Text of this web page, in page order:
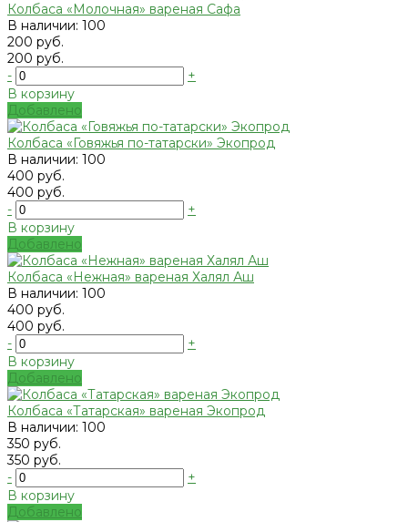
Колбаса «Молочная» вареная Сафа
В наличии: 100
200 руб.
200 руб.
-
+
В корзину
Добавлено
Колбаса «Говяжья по-татарски» Экопрод
В наличии: 100
400 руб.
400 руб.
-
+
В корзину
Добавлено
Колбаса «Нежная» вареная Халял Аш
В наличии: 100
400 руб.
400 руб.
-
+
В корзину
Добавлено
Колбаса «Татарская» вареная Экопрод
В наличии: 100
350 руб.
350 руб.
-
+
В корзину
Добавлено